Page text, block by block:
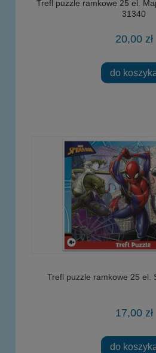
Trefl puzzle ramkowe 25 el.
31340
20,00 zł
do
Trefl puzzle ramkowe 25 el.
17,00 zł
do